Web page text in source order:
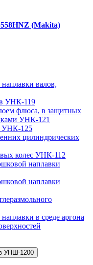
(Makita)
наплавки валов,
УНК-119
флюса, в защитных
УНК-121
УНК-125
цилиндрических
колес УНК-112
наплавки
наплавки
в среде аргона
УПШ-1200